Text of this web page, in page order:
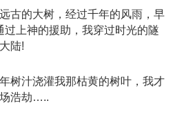
的大树，经过千年的风雨，早
过上神的援助，我穿过时光的隧
陆!
汁浇灌我那枯黄的树叶，我才
浩劫…..